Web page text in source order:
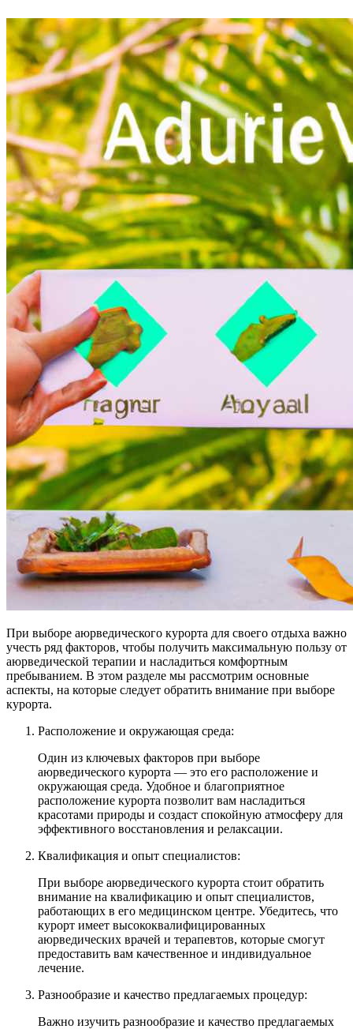
При выборе аюрведического курорта для своего отдыха важно
учесть ряд факторов, чтобы получить максимальную пользу от
аюрведической терапии и насладиться комфортным
пребыванием. В этом разделе мы рассмотрим основные
аспекты, на которые следует обратить внимание при выборе
курорта.
Расположение и окружающая среда:
Один из ключевых факторов при выборе
аюрведического курорта — это его расположение и
окружающая среда. Удобное и благоприятное
расположение курорта позволит вам насладиться
красотами природы и создаст спокойную атмосферу для
эффективного восстановления и релаксации.
Квалификация и опыт специалистов:
При выборе аюрведического курорта стоит обратить
внимание на квалификацию и опыт специалистов,
работающих в его медицинском центре. Убедитесь, что
курорт имеет высококвалифицированных
аюрведических врачей и терапевтов, которые смогут
предоставить вам качественное и индивидуальное
лечение.
Разнообразие и качество предлагаемых процедур:
Важно изучить разнообразие и качество предлагаемых